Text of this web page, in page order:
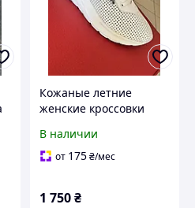
Кожаные летние
женские кроссовки
перфорацией, белые
В наличии
от 175₴/мес
1 750₴